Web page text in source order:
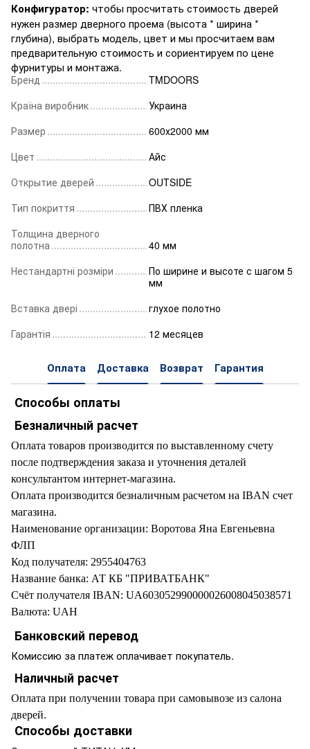
Конфигуратор: чтобы просчитать стоимость дверей
нужен размер дверного проема (высота * ширина *
глубина), выбрать модель, цвет и мы просчитаем вам
предварительную стоимость и сориентируем по цене
фурнитуры и монтажа.
Бренд
TMDOORS
Країна виробник
Украина
Размер
600х2000 мм
Цвет
Айс
Открытие дверей
OUTSIDE
Тип покриття
ПВХ пленка
Толщина дверного
полотна
40 мм
Нестандартні розміри
По ширине и высоте с шагом 5
мм
Вставка двері
глухое полотно
Гарантія
12 месяцев
Оплата Доставка Возврат Гарантия
Способы оплаты
Безналичный расчет
Оплата товаров производится по выставленному счету
после подтверждения заказа и уточнения деталей
консультантом интернет-магазина.
Оплата производится безналичным расчетом на IBAN счет
магазина.
Наименование организации: Воротова Яна Евгеньевна
ФЛП
Код получателя: 2955404763
Название банка: АТ КБ "ПРИВАТБАНК"
Счёт получателя IBAN: UA603052990000026008045038571
Валюта: UAH
Банковский перевод
Комиссию за платеж оплачивает покупатель.
Наличный расчет
Оплата при получении товара при самовывозе из салона
дверей.
Способы доставки